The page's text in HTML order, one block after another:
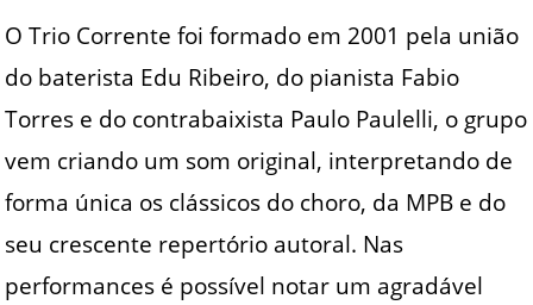
O Trio Corrente foi formado em 2001 pela união
do baterista Edu Ribeiro, do pianista Fabio
Torres e do contrabaixista Paulo Paulelli, o grupo
vem criando um som original, interpretando de
forma única os clássicos do choro, da MPB e do
seu crescente repertório autoral. Nas
performances é possível notar um agradável